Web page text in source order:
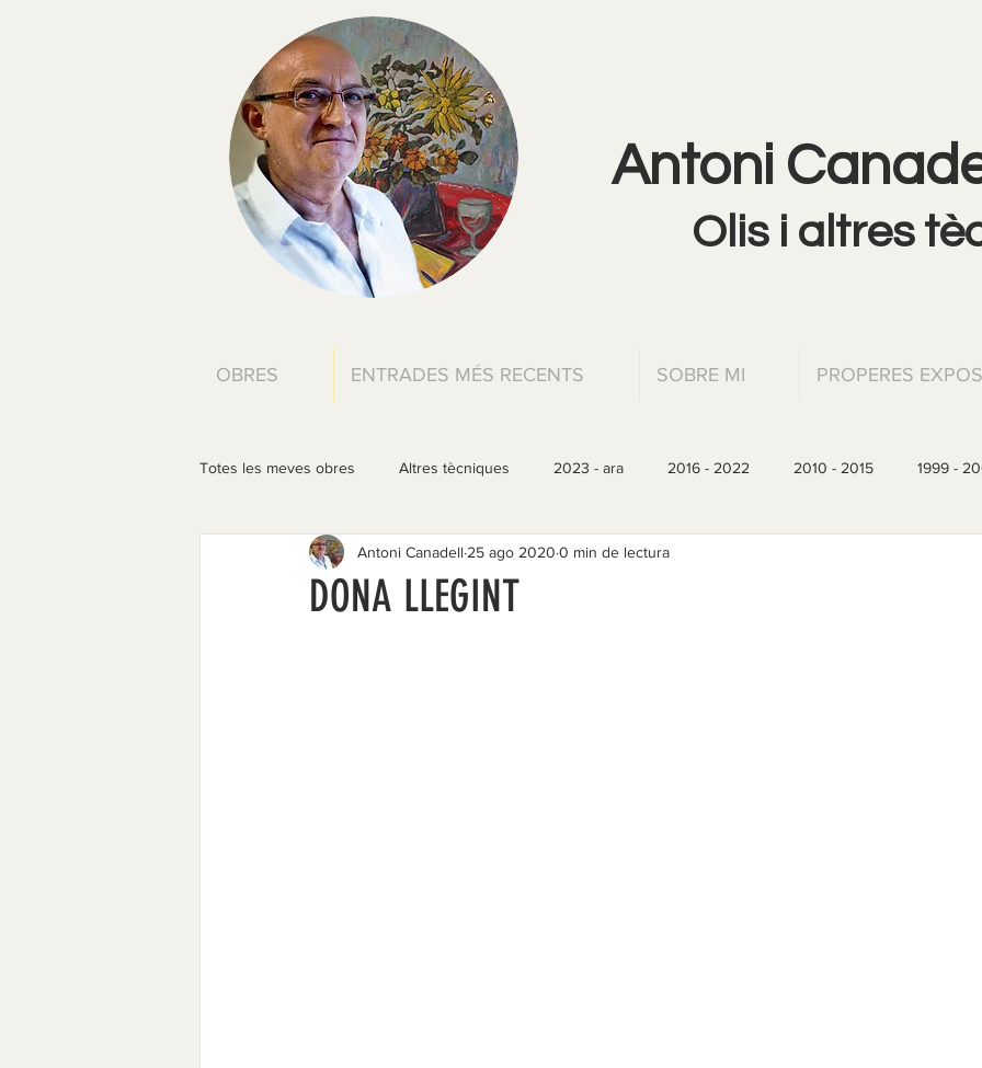
Antoni
Olis i altres
OBRES ENTRADES MÉS RECENTS SOBRE MI PROPERES
Totes les meves obres Altres tècniques 2023 - ara 2016 - 2022 2010 - 2015 1999 -
1977 - 1984 1968 - 1974
DONA LLEGINT
Antoni Canadell 25 ago 2020 0 min de lectura